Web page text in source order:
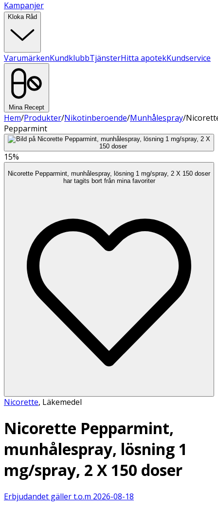
Kampanjer
Kloka Råd
VarumärkenKundklubbTjänsterHitta apotekKundservice
Mina Recept
Hem/Produkter/Nikotinberoende/Munhålespray/
Pepparmint
15%
Nicorette Pepparmint, munhålespray, lösning 1 mg/spray, 2 X 150 doser
har tagits bort från mina favoriter
Nicorette, Läkemedel
Nicorette Pepparmint,
munhålespray, lösning 1
mg/spray, 2 X 150 doser
Erbjudandet gäller t.o.m 2026-08-18